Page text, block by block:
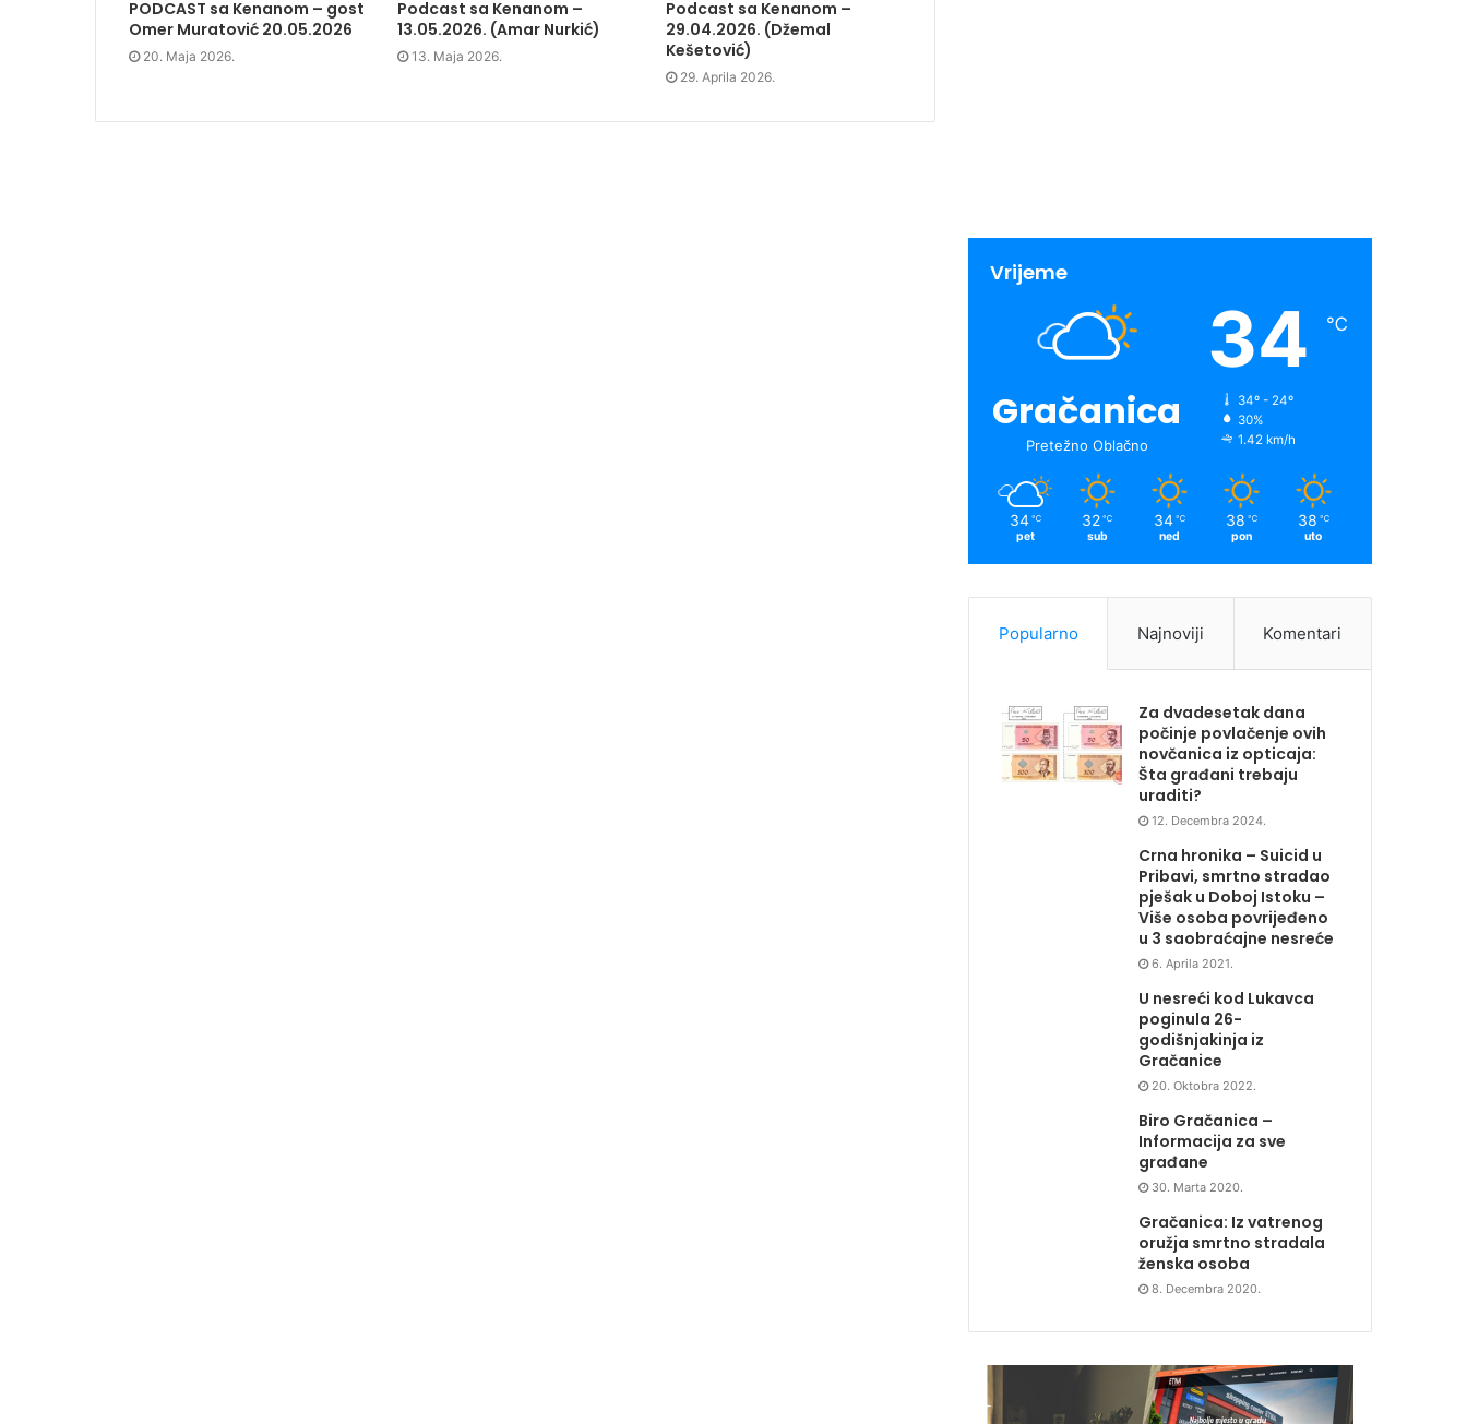
i
n
n
e
w
o
n
n
e
w
w
w
i
n
n
o
w
)
PODCAST sa Kenanom – gost
Omer Muratović 20.05.2026
20. Maja 2026.
Podcast sa Kenanom –
13.05.2026. (Amar Nurkić)
13. Maja 2026.
Podcast sa Kenanom –
29.04.2026. (Džemal
Kešetović)
29. Aprila 2026.
Vrijeme
Gračanica
Pretežno Oblačno
34 ℃
34º - 24º
30%
1.42 km/h
34 ℃
pet
32 ℃
sub
34 ℃
ned
38 ℃
pon
38 ℃
uto
Popularno Najnoviji Komentari
Za dvadesetak dana
počinje povlačenje ovih
novčanica iz opticaja:
Šta građani trebaju
uraditi?
12. Decembra 2024.
Crna hronika – Suicid u
Pribavi, smrtno stradao
pješak u Doboj Istoku –
Više osoba povrijeđeno
u 3 saobraćajne nesreće
6. Aprila 2021.
U nesreći kod Lukavca
poginula 26-
godišnjakinja iz
Gračanice
20. Oktobra 2022.
Biro Gračanica –
Informacija za sve
građane
30. Marta 2020.
Gračanica: Iz vatrenog
oružja smrtno stradala
ženska osoba
8. Decembra 2020.